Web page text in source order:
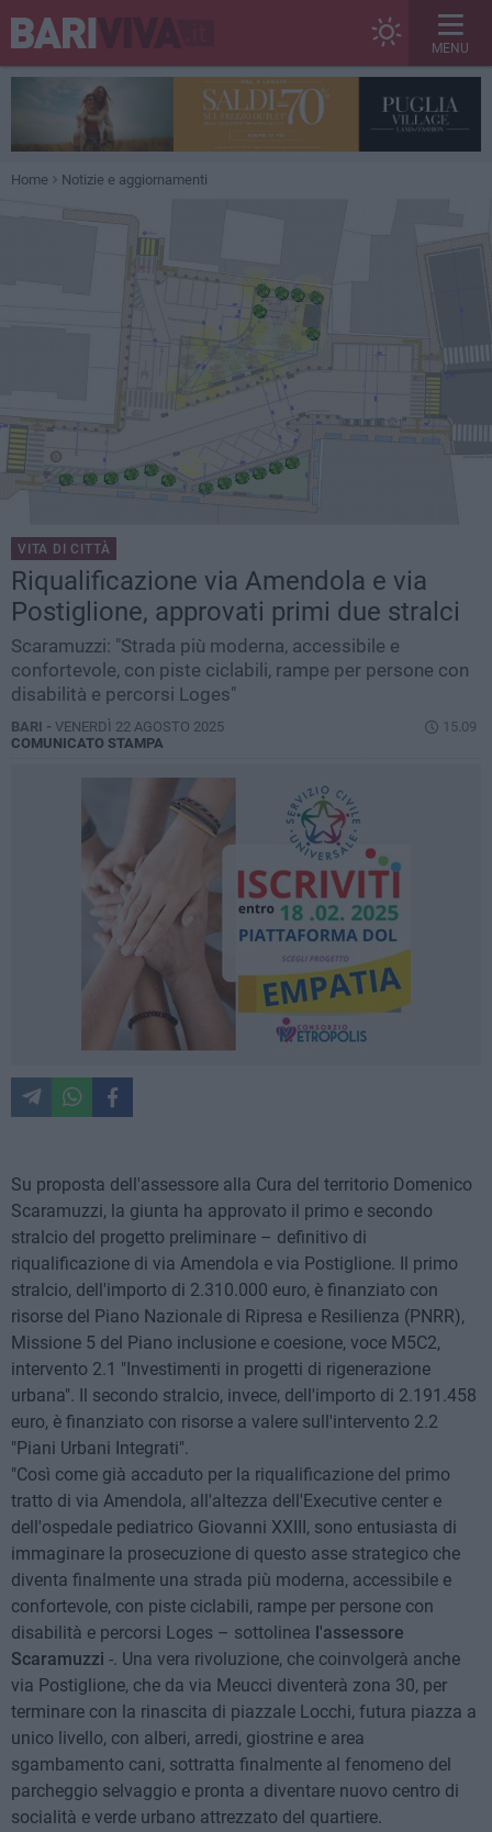
MENU
Home Notizie e aggiornamenti
VITA DI CITTÀ
Riqualificazione via Amendola e via
Postiglione, approvati primi due stralci
Scaramuzzi: "Strada più moderna, accessibile e
confortevole, con piste ciclabili, rampe per persone con
disabilità e percorsi Loges"
BARI - VENERDÌ 22 AGOSTO 2025
15.09
COMUNICATO STAMPA
Su proposta dell'assessore alla Cura del territorio Domenico
Scaramuzzi, la giunta ha approvato il primo e secondo
stralcio del progetto preliminare – definitivo di
riqualificazione di via Amendola e via Postiglione. Il primo
stralcio, dell'importo di 2.310.000 euro, è finanziato con
risorse del Piano Nazionale di Ripresa e Resilienza (PNRR),
Missione 5 del Piano inclusione e coesione, voce M5C2,
intervento 2.1 "Investimenti in progetti di rigenerazione
urbana". Il secondo stralcio, invece, dell'importo di 2.191.458
euro, è finanziato con risorse a valere sull'intervento 2.2
"Piani Urbani Integrati".
"Così come già accaduto per la riqualificazione del primo
tratto di via Amendola, all'altezza dell'Executive center e
dell'ospedale pediatrico Giovanni XXIII, sono entusiasta di
immaginare la prosecuzione di questo asse strategico che
diventa finalmente una strada più moderna, accessibile e
confortevole, con piste ciclabili, rampe per persone con
disabilità e percorsi Loges – sottolinea l'assessore
Scaramuzzi -. Una vera rivoluzione, che coinvolgerà anche
via Postiglione, che da via Meucci diventerà zona 30, per
terminare con la rinascita di piazzale Locchi, futura piazza a
unico livello, con alberi, arredi, giostrine e area
sgambamento cani, sottratta finalmente al fenomeno del
parcheggio selvaggio e pronta a diventare nuovo centro di
socialità e verde urbano attrezzato del quartiere.